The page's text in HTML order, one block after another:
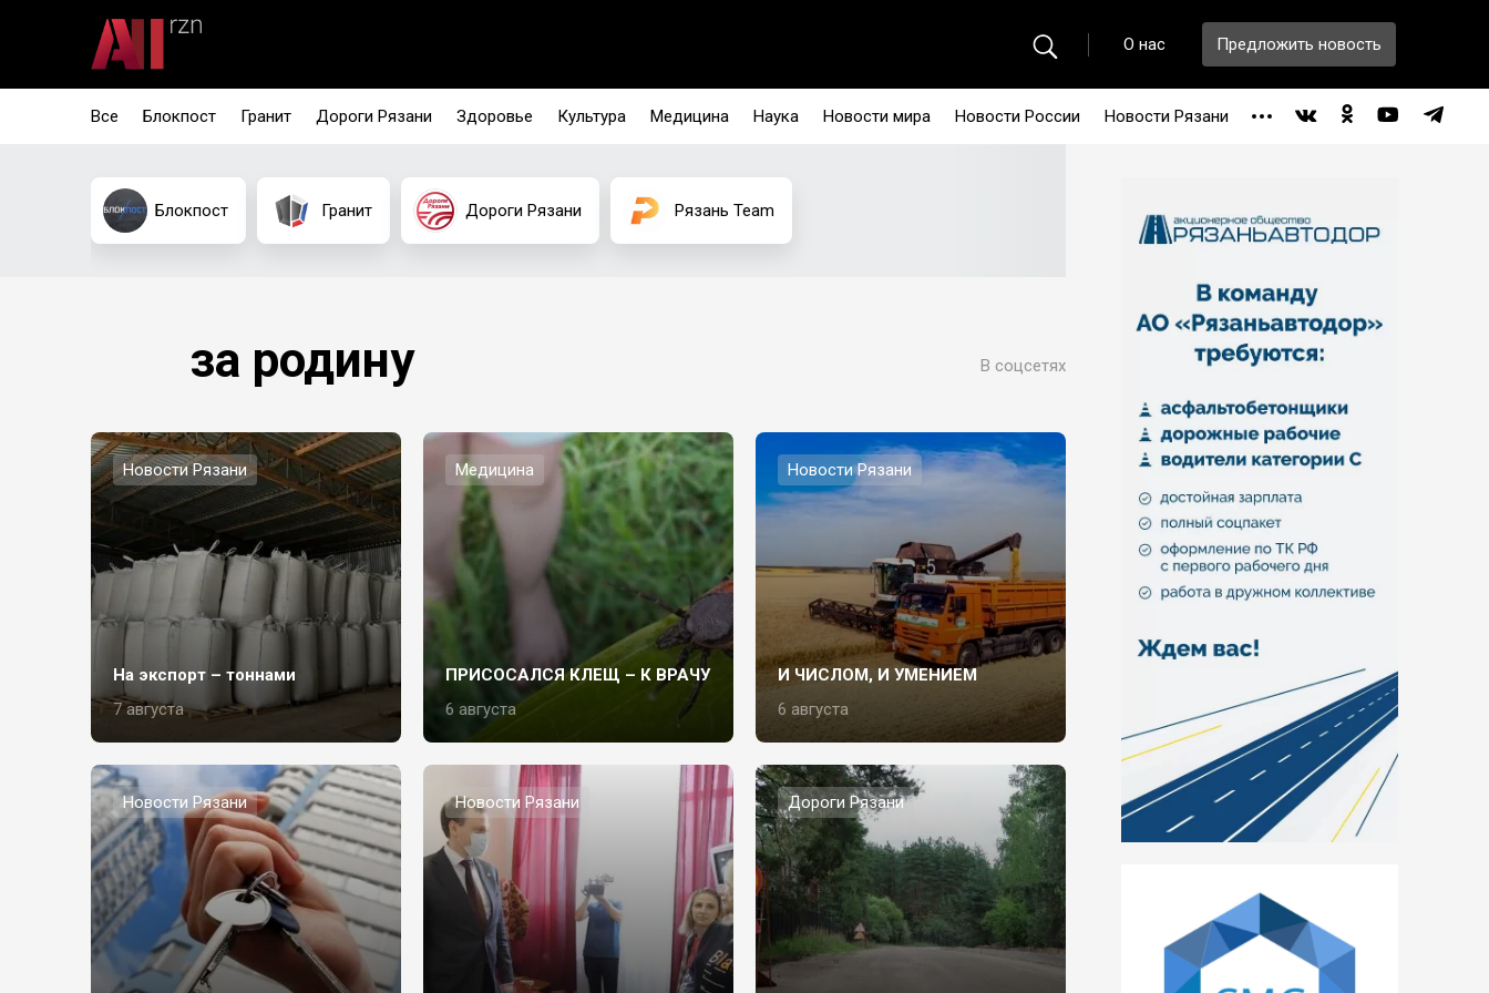
О нас Предложить новость
Все Блокпост Гранит Дороги Рязани Здоровье Культура Медицина Наука Новости мира Новости России Новости Рязани
Блокпост Гранит Дороги Рязани Рязань Team
за родину В соцсетях
Новости Рязани
На экспорт – тоннами
7 августа
Медицина
ПРИСОСАЛСЯ КЛЕЩ – К ВРАЧУ
6 августа
Новости Рязани
И ЧИСЛОМ, И УМЕНИЕМ
6 августа
Новости Рязани Новости Рязани Дороги Рязани